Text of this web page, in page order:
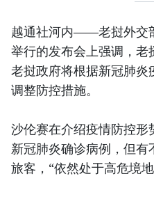
越通社河内——老挝外交
举行的发布会上强调，老
老挝政府将根据新冠肺炎
调整防控措施。
沙伦赛在介绍疫情防控
新冠肺炎确诊病例，但
旅客，“依然处于高危境地